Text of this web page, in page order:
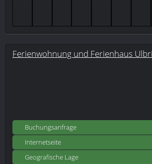
Ferienwohnung und Ferienhaus
Buchungsanfrage
Internetseite
Geografische Lage